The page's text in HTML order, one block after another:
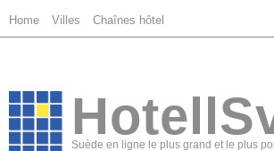
Home Villes Chaînes hôtel
Suède en ligne le plus grand et le plus